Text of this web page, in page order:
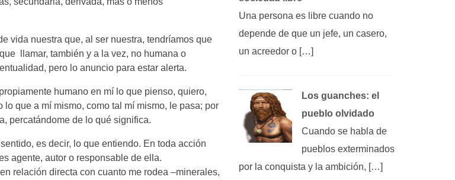
vida nuestra que, al ser nuestra, tendríamos que
llamar, también y a la vez, no humana o
pero lo anuncio para estar alerta.
humano en mí lo que pienso, quiero,
que a mí mismo, como tal mí mismo, le pasa; por
percatándome de lo qué significa.
es decir, lo que entiendo. En toda acción
agente, autor o responsable de ella.
relación directa con cuanto me rodea –minerales,
Una persona es libre cuando no
depende de que un jefe, un casero,
un acreedor o […]
Los guanches: el
pueblo olvidado
Cuando se habla de
pueblos exterminados
por la conquista y la ambición, […]